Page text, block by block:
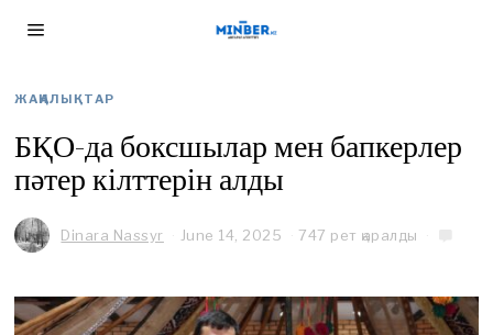
ЖАҢАЛЫҚТАР
БҚО-да боксшылар мен бапкерлер
пәтер кілттерін алды
Dinara Nassyr June 14, 2025 747 рет қаралды